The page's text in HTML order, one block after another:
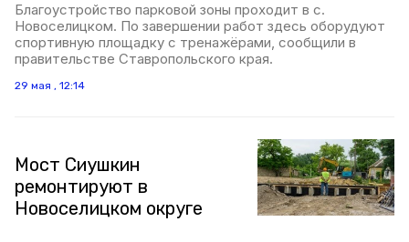
Благоустройство парковой зоны проходит в с.
Новоселицком. По завершении работ здесь оборудуют
спортивную площадку с тренажёрами, сообщили в
правительстве Ставропольского края.
29 мая , 12:14
Мост Сиушкин
ремонтируют в
Новоселицком округе